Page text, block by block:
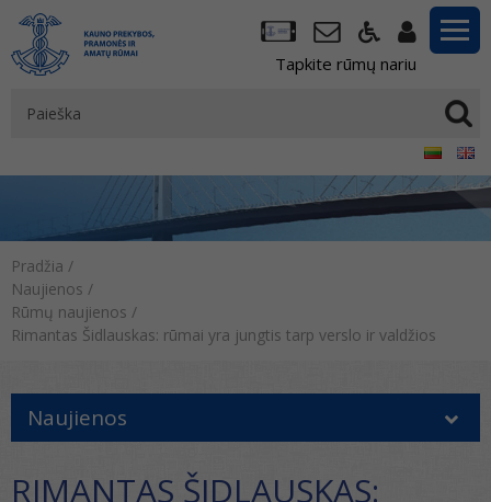
Tapkite rūmų nariu
Pradžia /
Naujienos /
Rūmų naujienos /
Rimantas Šidlauskas: rūmai yra jungtis tarp verslo ir valdžios
Naujienos
RIMANTAS ŠIDLAUSKAS: